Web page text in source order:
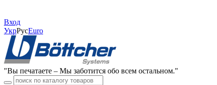
Вход
УкрРусЕuro
"Вы печатаете – Мы заботится обо всем остальном."